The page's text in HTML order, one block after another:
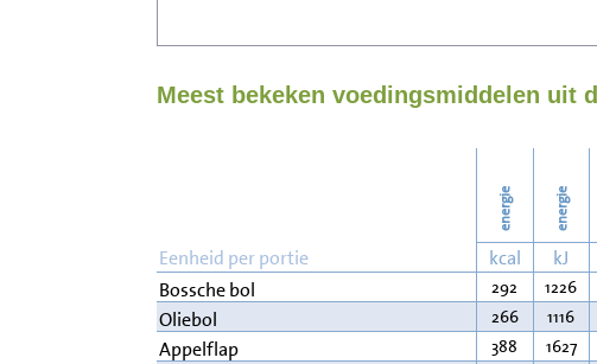
Meest bekeken voedingsmiddelen uit
energie energie
Eenheid per portie kcal kJ
Bossche bol
292 1226
Oliebol 266 1116
Appelflap 388 1627